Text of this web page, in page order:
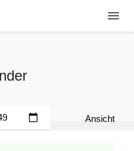
menu
Ansicht